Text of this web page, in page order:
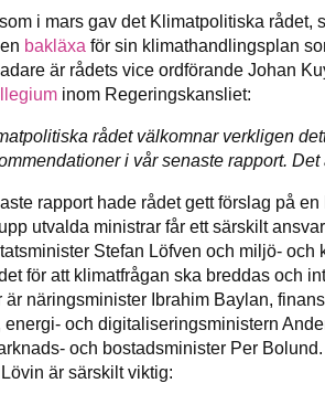
i mars gav det Klimatpolitiska
bakläxa för sin klimathandlingsplan
är rådets vice ordförande Johan
inom Regeringskansliet:
rådet välkomnar verkligen
i vår senaste rapport.
rapport hade rådet gett förslag på
utvalda ministrar får ett särskilt
Stefan Löfven och miljö-
för att klimatfrågan ska breddas och
är närings­minis­ter Ibrahim Baylan,
energi- och digitaliserings­ministern
och bostadsminister Per
är särskilt viktig: